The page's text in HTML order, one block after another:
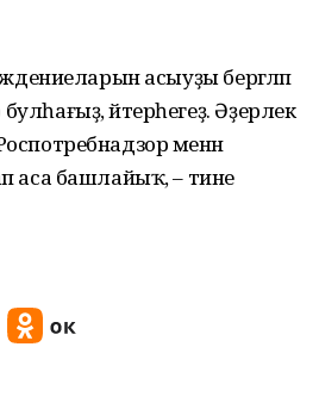
асыуҙы бергәләп
әйтерһегеҙ. Әҙерлек
менән
аса башлайыҡ, – тине